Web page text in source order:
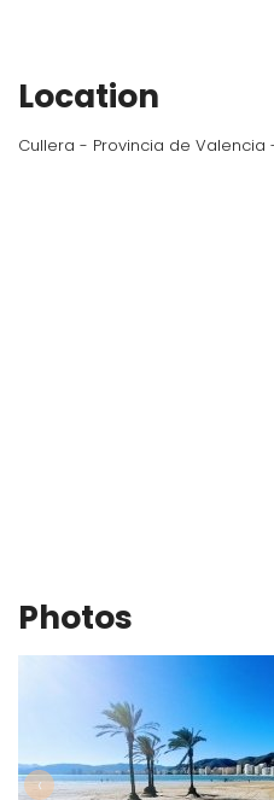
Location
Cullera - Provincia de Valencia
Photos
‹